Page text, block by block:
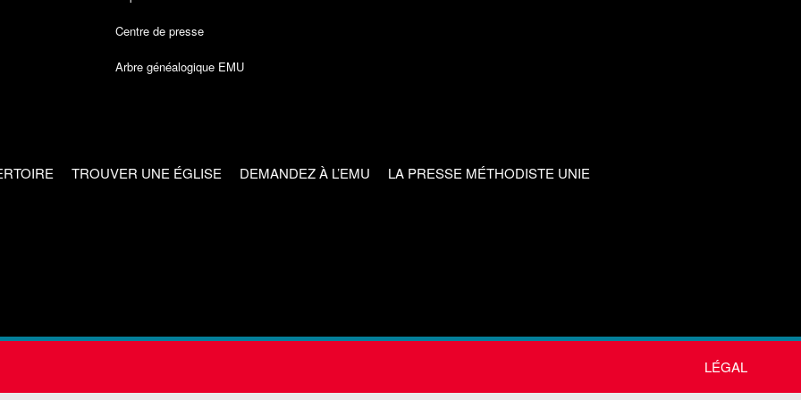
Centre de presse
Arbre généalogique EMU
TROUVER UNE ÉGLISE DEMANDEZ À L’EMU LA PRESSE MÉTHODISTE UNIE
LÉGAL